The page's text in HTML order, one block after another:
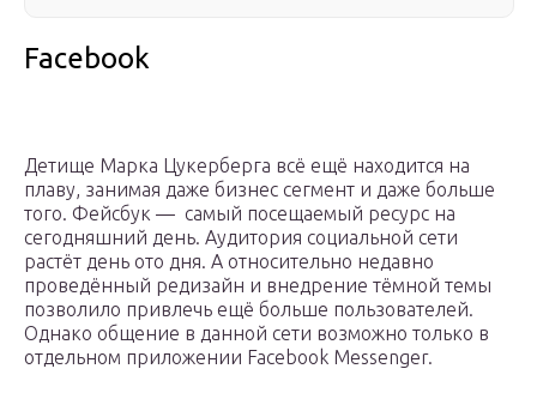
Facebook
Детище Марка Цукерберга всё ещё находится на
плаву, занимая даже бизнес сегмент и даже больше
того. Фейсбук — самый посещаемый ресурс на
сегодняшний день. Аудитория социальной сети
растёт день ото дня. А относительно недавно
проведённый редизайн и внедрение тёмной темы
позволило привлечь ещё больше пользователей.
Однако общение в данной сети возможно только в
отдельном приложении Facebook Messenger.